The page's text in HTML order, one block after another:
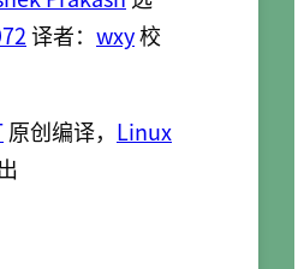
译者： wxy校
原创编译， Linux